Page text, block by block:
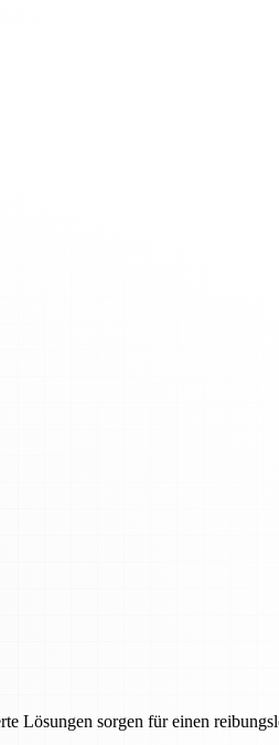
Lösungen sorgen für einen